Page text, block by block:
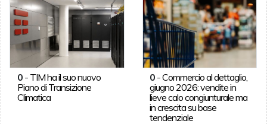
0- TIM ha il suo nuovo
Piano di Transizione
Climatica
0 -Commercio al dettaglio,
giugno 2026: vendite in
lieve calo congiunturale ma
in crescita su base
tendenziale